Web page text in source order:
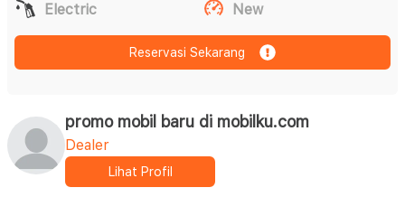
Electric
New
Reservasi Sekarang
promo mobil baru di mobilku.com
Dealer
Lihat Profil